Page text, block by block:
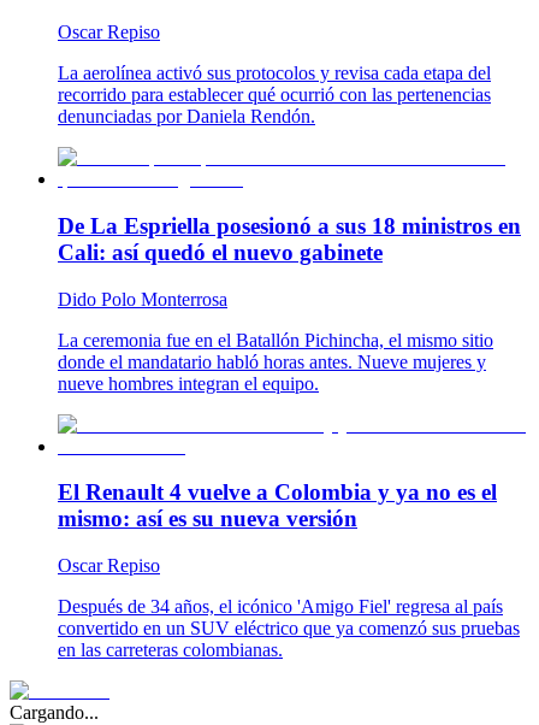
Oscar Repiso
La aerolínea activó sus protocolos y revisa cada etapa del
recorrido para establecer qué ocurrió con las pertenencias
denunciadas por Daniela Rendón.
De La Espriella posesionó a sus 18 ministros en
Cali: así quedó el nuevo gabinete
Dido Polo Monterrosa
La ceremonia fue en el Batallón Pichincha, el mismo sitio
donde el mandatario habló horas antes. Nueve mujeres y
nueve hombres integran el equipo.
El Renault 4 vuelve a Colombia y ya no es el
mismo: así es su nueva versión
Oscar Repiso
Después de 34 años, el icónico 'Amigo Fiel' regresa al país
convertido en un SUV eléctrico que ya comenzó sus pruebas
en las carreteras colombianas.
Cargando...